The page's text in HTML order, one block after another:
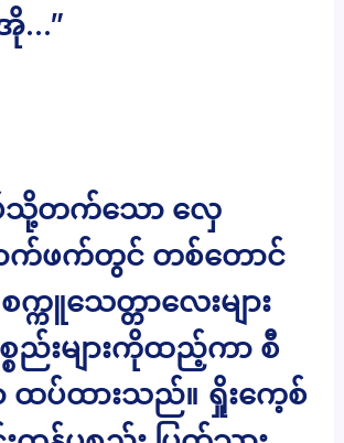
…”
သို့တက်သော လှေ
ာက်ဖက်တွင် တစ်တောင်
ကူသေတ္တာလေးများ
စည်းများကိုထည့်ကာ စီ
ထပ်ထားသည်။ ရှိုးကေ့စ်